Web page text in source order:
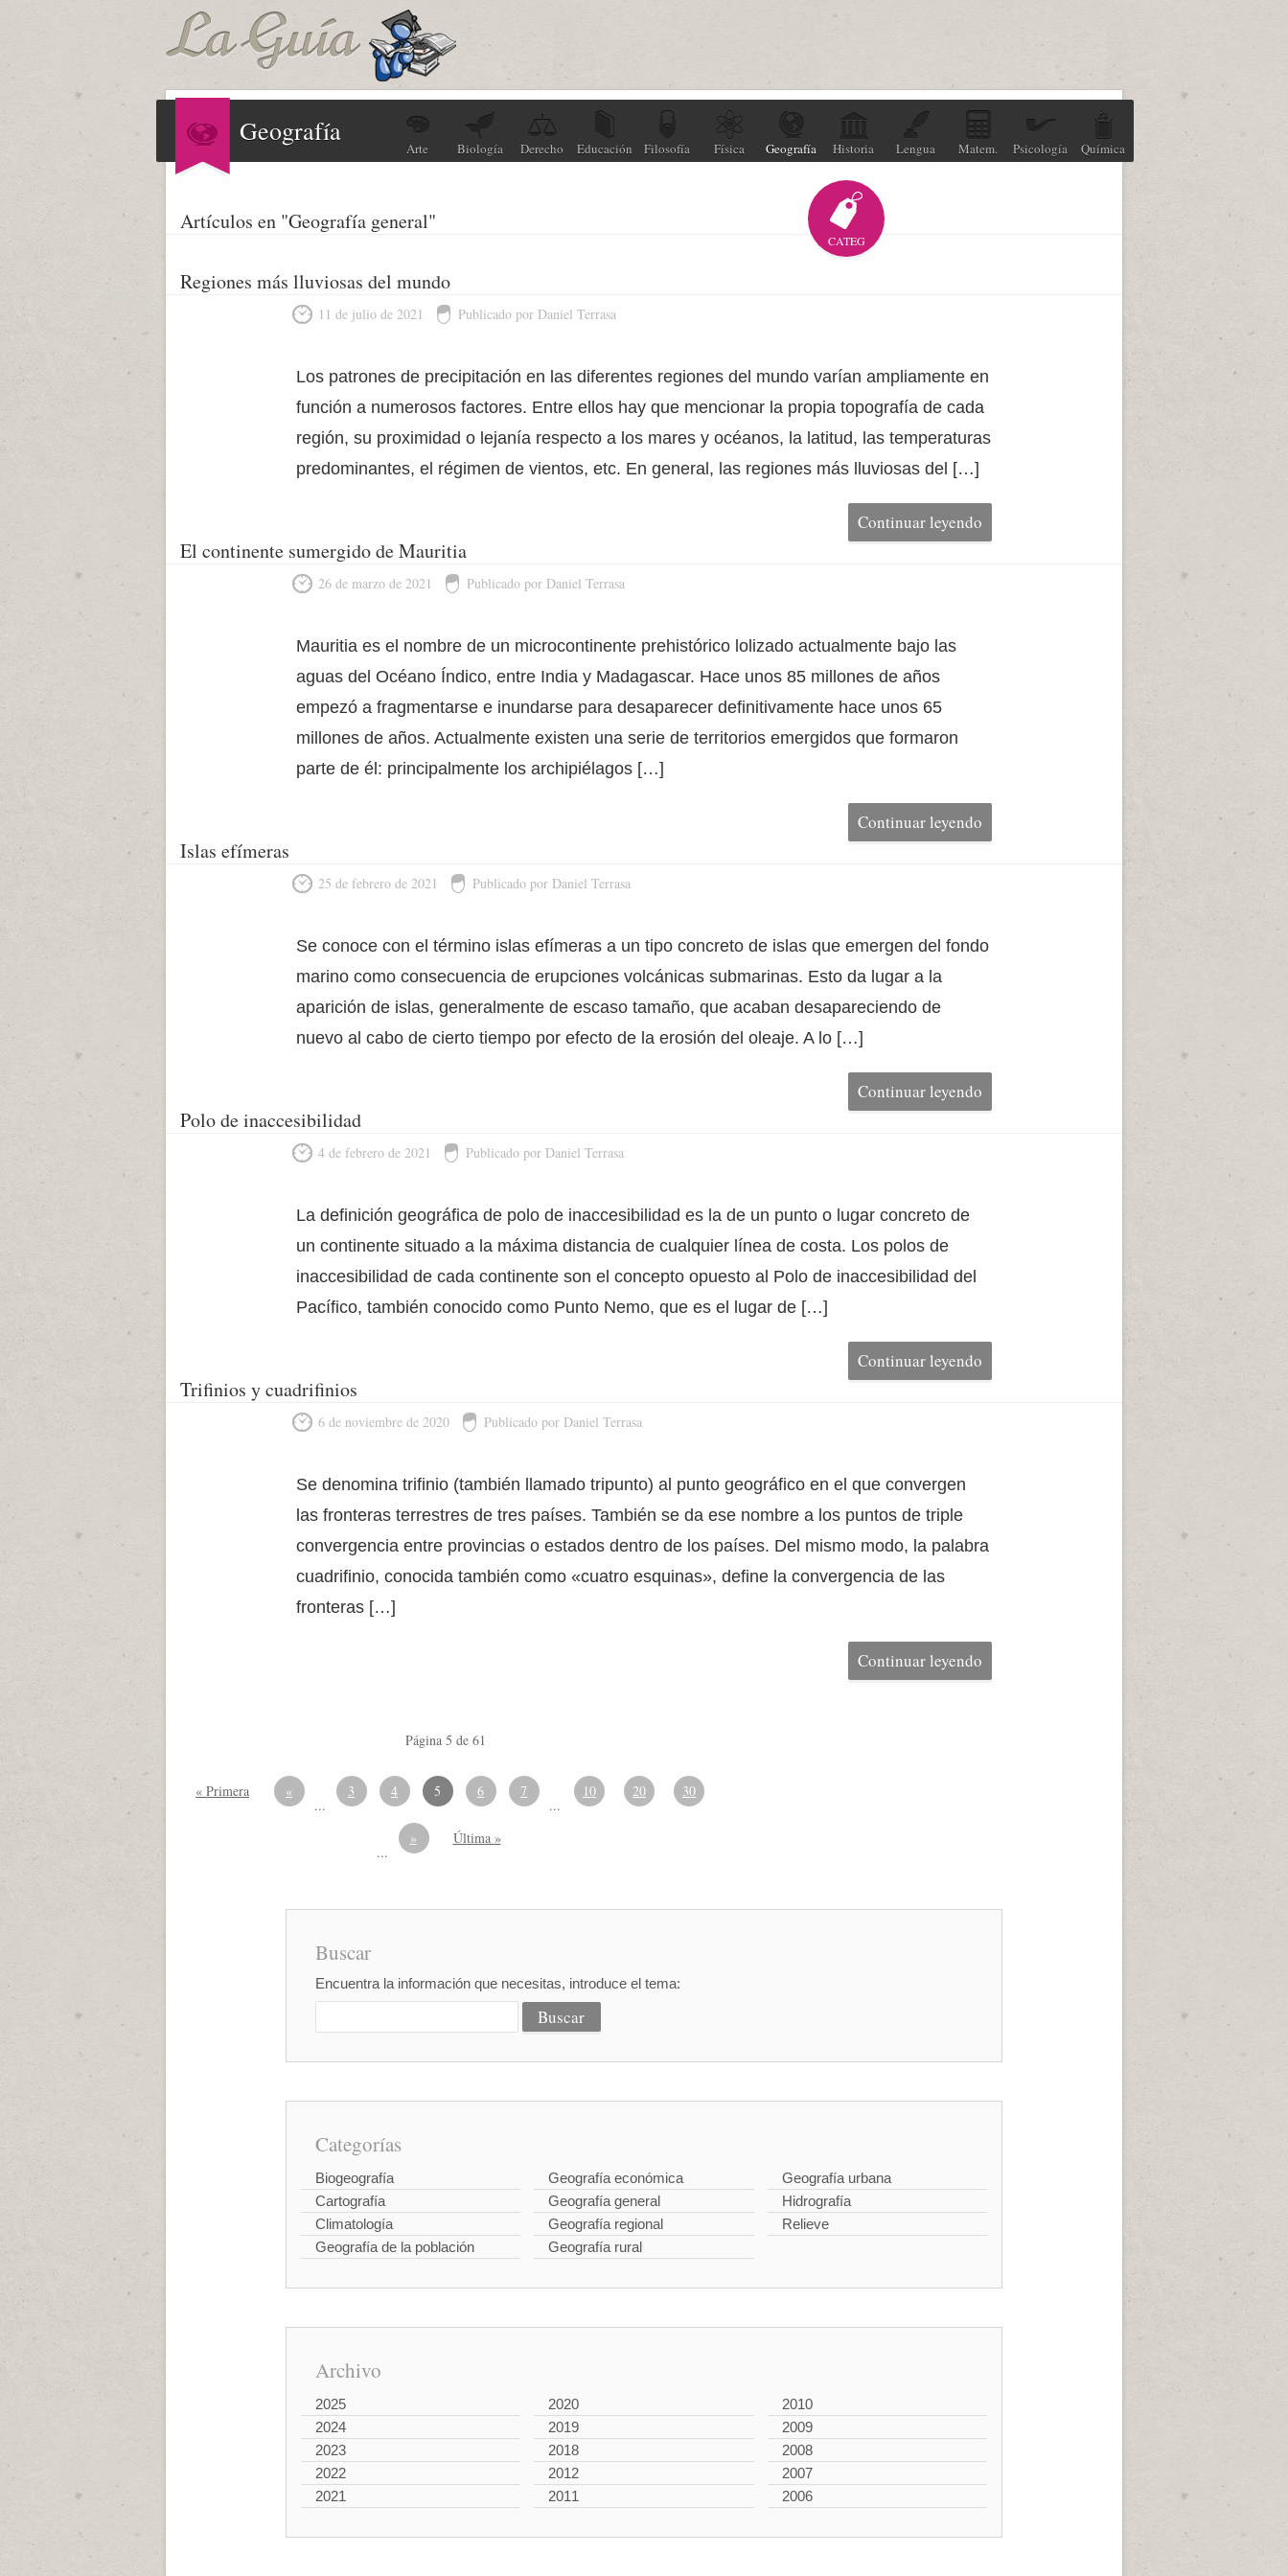
Geografía
Arte Biología Derecho Educación Filosofía Física Geografía Historia Lengua Matem. Psicología Química
Artículos en "Geografía general"
CATEG
Regiones más lluviosas del mundo
11 de julio de 2021 Publicado por Daniel Terrasa
Los patrones de precipitación en las diferentes regiones del mundo varían ampliamente en
función a numerosos factores. Entre ellos hay que mencionar la propia topografía de cada
región, su proximidad o lejanía respecto a los mares y océanos, la latitud, las temperaturas
predominantes, el régimen de vientos, etc. En general, las regiones más lluviosas del […]
Continuar leyendo
El continente sumergido de Mauritia
26 de marzo de 2021 Publicado por Daniel Terrasa
Mauritia es el nombre de un microcontinente prehistórico lolizado actualmente bajo las
aguas del Océano Índico, entre India y Madagascar. Hace unos 85 millones de años
empezó a fragmentarse e inundarse para desaparecer definitivamente hace unos 65
millones de años. Actualmente existen una serie de territorios emergidos que formaron
parte de él: principalmente los archipiélagos […]
Continuar leyendo
Islas efímeras
25 de febrero de 2021 Publicado por Daniel Terrasa
Se conoce con el término islas efímeras a un tipo concreto de islas que emergen del fondo
marino como consecuencia de erupciones volcánicas submarinas. Esto da lugar a la
aparición de islas, generalmente de escaso tamaño, que acaban desapareciendo de
nuevo al cabo de cierto tiempo por efecto de la erosión del oleaje. A lo […]
Continuar leyendo
Polo de inaccesibilidad
4 de febrero de 2021 Publicado por Daniel Terrasa
La definición geográfica de polo de inaccesibilidad es la de un punto o lugar concreto de
un continente situado a la máxima distancia de cualquier línea de costa. Los polos de
inaccesibilidad de cada continente son el concepto opuesto al Polo de inaccesibilidad del
Pacífico, también conocido como Punto Nemo, que es el lugar de […]
Continuar leyendo
Trifinios y cuadrifinios
6 de noviembre de 2020 Publicado por Daniel Terrasa
Se denomina trifinio (también llamado tripunto) al punto geográfico en el que convergen
las fronteras terrestres de tres países. También se da ese nombre a los puntos de triple
convergencia entre provincias o estados dentro de los países. Del mismo modo, la palabra
cuadrifinio, conocida también como «cuatro esquinas», define la convergencia de las
fronteras […]
Continuar leyendo
Página 5 de 61
« Primera «
...
3 4 5 6 7
...
10 20 30
...
» Última »
Buscar
Encuentra la información que necesitas, introduce el tema:
Categorías
Biogeografía
Cartografía
Climatología
Geografía de la población
Geografía económica
Geografía general
Geografía regional
Geografía rural
Geografía urbana
Hidrografía
Relieve
Archivo
2025
2024
2023
2022
2021
2020
2019
2018
2012
2011
2010
2009
2008
2007
2006